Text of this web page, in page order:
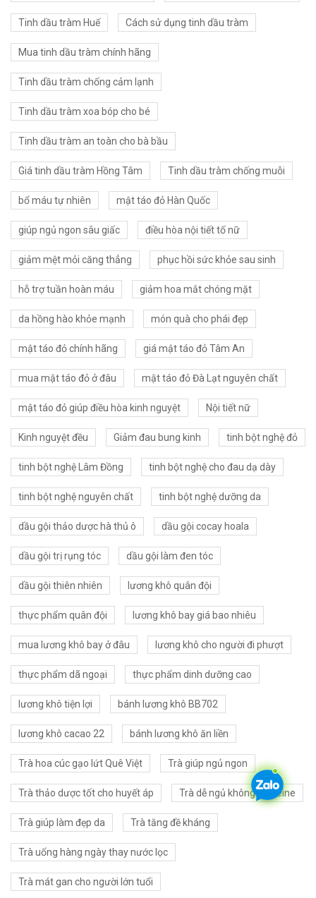
Tinh dầu tràm Huế Cách sử dụng tinh dầu tràm
Mua tinh dầu tràm chính hãng
Tinh dầu tràm chống cảm lạnh
Tinh dầu tràm xoa bóp cho bé
Tinh dầu tràm an toàn cho bà bầu
Giá tinh dầu tràm Hồng Tâm Tinh dầu tràm chống muỗi
bổ máu tự nhiên mật táo đỏ Hàn Quốc
giúp ngủ ngon sâu giấc điều hòa nội tiết tố nữ
giảm mệt mỏi căng thẳng phục hồi sức khỏe sau sinh
hỗ trợ tuần hoàn máu giảm hoa mắt chóng mặt
da hồng hào khỏe mạnh món quà cho phái đẹp
mật táo đỏ chính hãng giá mật táo đỏ Tâm An
mua mật táo đỏ ở đâu mật táo đỏ Đà Lạt nguyên chất
mật táo đỏ giúp điều hòa kinh nguyệt Nội tiết nữ
Kinh nguyệt đều Giảm đau bung kinh tinh bột nghệ đỏ
tinh bột nghệ Lâm Đồng tinh bột nghệ cho đau dạ dày
tinh bột nghệ nguyên chất tinh bột nghệ dưỡng da
dầu gội thảo dược hà thủ ô dầu gội cocay hoala
dầu gội trị rụng tóc dầu gội làm đen tóc
dầu gội thiên nhiên lương khô quân đội
thực phẩm quân đội lương khô bay giá bao nhiêu
mua lương khô bay ở đâu lương khô cho người đi phượt
thực phẩm dã ngoại thực phẩm dinh dưỡng cao
lương khô tiện lợi bánh lương khô BB702
lương khô cacao 22 bánh lương khô ăn liền
Trà hoa cúc gạo lứt Quê Việt Trà giúp ngủ ngon
Trà thảo dược tốt cho huyết áp Trà dễ ngủ không caffeine
Trà giúp làm đẹp da Trà tăng đề kháng
Trà uống hàng ngày thay nước lọc
Trà mát gan cho người lớn tuổi